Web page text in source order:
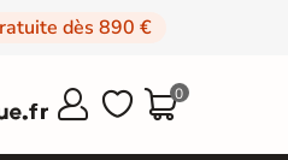
dès 890 €
  0